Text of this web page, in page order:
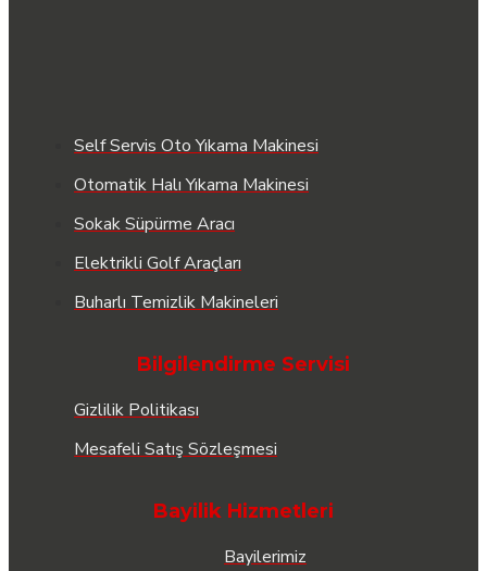
Self Servis Oto Yıkama Makinesi
Otomatik Halı Yıkama Makinesi
Sokak Süpürme Aracı
Elektrikli Golf Araçları
Buharlı Temizlik Makineleri
Bilgilendirme Servisi
Gizlilik Politikası
Mesafeli Satış Sözleşmesi
Bayilik Hizmetleri
Bayilerimiz